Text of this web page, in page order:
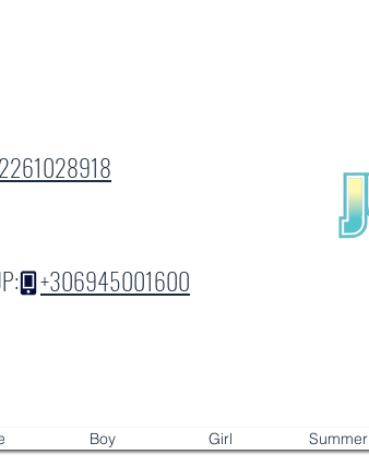
+306945001600
Boy Girl Summer